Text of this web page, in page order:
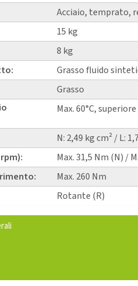
Acciaio, temprato,
15 kg
8 kg
Grasso fluido
Grasso
Max. 60°C,
N: 2,49 kg cm² / L:
Max. 31,5 Nm (N) /
Max. 260 Nm
Rotante (R)